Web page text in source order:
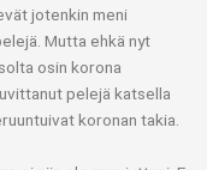
jotenkin meni
Mutta ehkä nyt
osin korona
pelejä katsella
koronan takia.